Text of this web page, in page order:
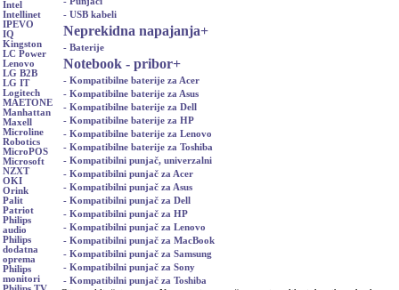
Intel
Intellinet
IPEVO
IQ
Kingston
LC Power
Lenovo
LG B2B
LG IT
Logitech
MAETONE
Manhattan
Maxell
Microline
Robotics
MicroPOS
Microsoft
NZXT
OKI
Orink
Palit
Patriot
Philips
audio
Philips
dodatna
oprema
Philips
monitori
- USB kabeli
Neprekidna napajanja+
- Baterije
Notebook - pribor+
- Kompatibilne baterije za Acer
- Kompatibilne baterije za Asus
- Kompatibilne baterije za Dell
- Kompatibilne baterije za HP
- Kompatibilne baterije za Lenovo
- Kompatibilne baterije za Toshiba
- Kompatibilni punjač, univerzalni
- Kompatibilni punjač za Acer
- Kompatibilni punjač za Asus
- Kompatibilni punjač za Dell
- Kompatibilni punjač za HP
- Kompatibilni punjač za Lenovo
- Kompatibilni punjač za MacBook
- Kompatibilni punjač za Samsung
- Kompatibilni punjač za Sony
- Kompatibilni punjač za Toshiba